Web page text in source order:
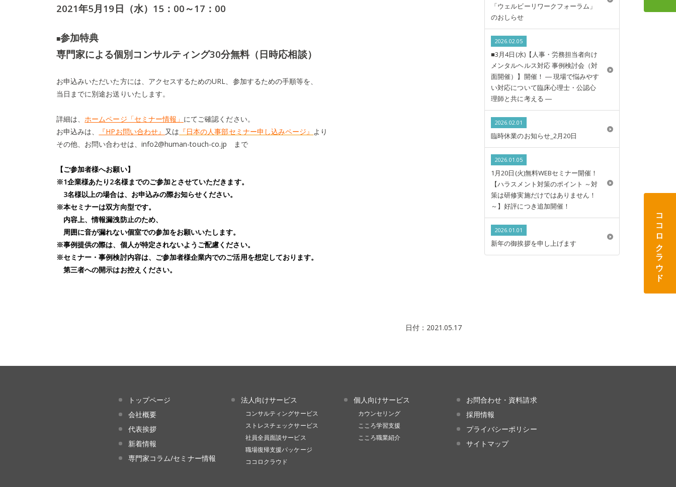
ココロクラウド
2021年5月19日（水） 15：00～17：00
■参加特典
専門家による個別コンサルティング30分無料（日時応相談）
お申込みいただいた方には、アクセスするためのURL、参加するための手順等を、
当日までに別途お送りいたします。
詳細は、ホームページ「セミナー情報」 にてご確認ください。
お申込みは、
『HPお問い合わせ』 又は 『日本の人事部セミナー申し込みページ』 より
その他、お問い合わせは、info2@human-touch-co.jp まで
【ご参加者様へお願い】
※1企業様あたり2名様までのご参加とさせていただきます。
3名様以上の場合は、お申込みの際お知らせください。
※本セミナーは双方向型です。
内容上、情報漏洩防止のため、
周囲に音が漏れない個室での参加をお願いいたします。
※事例提供の際は、個人が特定されないようご配慮ください。
※セミナー・事例検討内容は、ご参加者様企業内でのご活用を想定しております。
第三者への開示はお控えください。
日付： 2021.05.17
「ウェルビーリワークフォーラム」
のおしらせ
2026.02.05
■3月4日(水)【人事・労務担当者向け
メンタルヘルス対応 事例検討会（対
面開催）】開催！ ― 現場で悩みやす
い対応について臨床心理士・公認心
理師と共に考える ―
2026.02.01
臨時休業のお知らせ_2月20日
2026.01.05
1月20日(火)無料WEBセミナー開催！
【ハラスメント対策のポイント ～対
策は研修実施だけではありません！
～】好評につき追加開催！
2026.01.01
新年の御挨拶を申し上げます
トップページ
会社概要
代表挨拶
新着情報
専門家コラム/セミナー情報
法人向けサービス
コンサルティングサービス
ストレスチェックサービス
社員全員面談サービス
職場復帰支援パッケージ
ココロクラウド
個人向けサービス
カウンセリング
こころ学習支援
こころ職業紹介
お問合わせ・資料請求
採用情報
プライバシーポリシー
サイトマップ